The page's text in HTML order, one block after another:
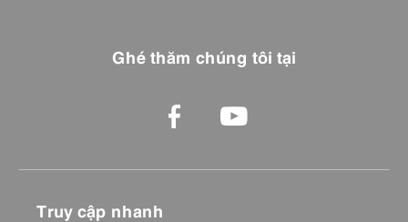
Ghé thăm chúng tôi tại
Truy cập nhanh